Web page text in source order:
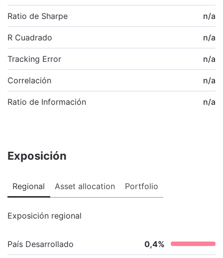
Ratio de Sharpe n/a
R Cuadrado n/a
Tracking Error n/a
Correlación n/a
Ratio de Información n/a
Exposición
Regional Asset allocation Portfolio
Exposición regional
País Desarrollado 0,4%